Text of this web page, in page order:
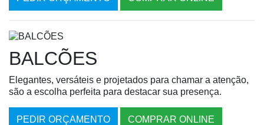
BALCÕES
Elegantes, versáteis e projetados para chamar a atenção,
são a escolha perfeita para destacar sua presença.
PEDIR ORÇAMENTO COMPRAR ONLINE